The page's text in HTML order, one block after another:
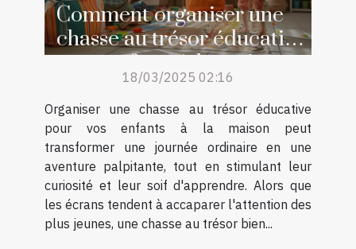
Comment organiser une
chasse au trésor éducative
pour enfants à la maison
18/03/2025 02:16
Organiser une chasse au trésor éducative
pour vos enfants à la maison peut
transformer une journée ordinaire en une
aventure palpitante, tout en stimulant leur
curiosité et leur soif d'apprendre. Alors que
les écrans tendent à accaparer l'attention des
plus jeunes, une chasse au trésor bien...